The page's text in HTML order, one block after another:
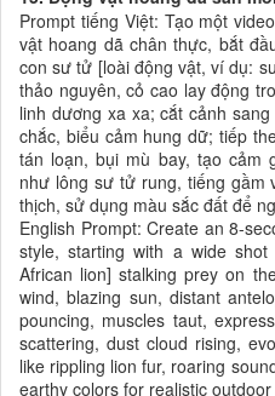
Prompt tiếng Việt: Tạo một
vật hoang dã chân thực, bắt
con sư tử [loài động vật, ví dụ:
thảo nguyên, cỏ cao lay động
linh dương xa xa; cắt cảnh
chắc, biểu cảm hung dữ; tiếp
tán loạn, bụi mù bay, tạo cảm
như lông sư tử rung, tiếng gầm
thịch, sử dụng màu sắc đất để
English Prompt: Create an 8-
style, starting with a wide
African lion] stalking prey on
wind, blazing sun, distant
pouncing, muscles taut,
scattering, dust cloud rising,
like rippling lion fur, roaring
earthy colors for realistic